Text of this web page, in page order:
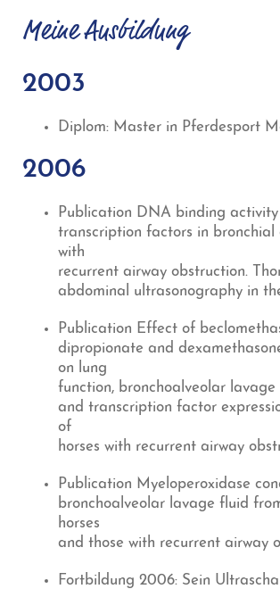
Meine Ausbildung
2003
Diplom: Master in Pferdesport
2006
Publication DNA binding
transcription factors in bronchial
with
recurrent airway obstruction.
abdominal ultrasonography in
Publication Effect of
dipropionate and
on lung
function, bronchoalveolar
and transcription factor
of
horses with recurrent airway
Publication Myeloperoxidase
bronchoalveolar lavage fluid
horses
and those with recurrent airway
Fortbildung 2006: Sein